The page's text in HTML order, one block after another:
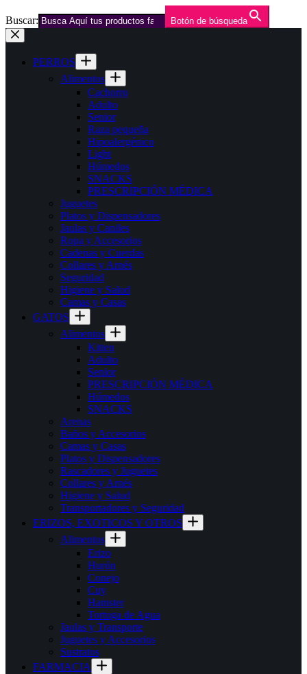
Buscar: Botón de búsqueda
Saltar
al
contenidoPERROS
Alimentos
Cachorro
Adulto
Senior
Raza pequeña
Hipoalergénico
Light
Húmedos
SNACKS
PRESCRIPCIÓN MÉDICA
Juguetes
Platos y Dispensadores
Jaulas y Caniles
Ropa y Accesorios
Cadenas y Cuerdas
Collares y Arnés
Seguridad
Higiene y Salud
Camas y Casas
GATOS
Alimentos
Kitten
Adulto
Senior
PRESCRIPCIÓN MÉDICA
Húmedos
SNACKS
Arenas
Baños y Accesorios
Camas y Casas
Platos y Dispensadores
Rascadores y Juguetes
Collares y Arnés
Higiene y Salud
Transportadores y Seguridad
ERIZOS, EXOTICOS Y OTROS
Alimentos
Erizo
Hurón
Conejo
Cuy
Hamster
Tortuga de Agua
Jaulas y Transporte
Juguetes y Accesorios
Sustratos
FARMACIA